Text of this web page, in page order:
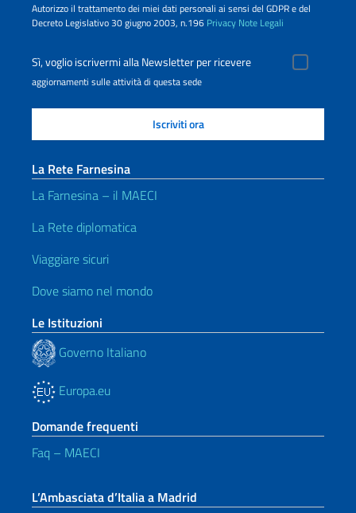
Autorizzo il trattamento dei miei dati personali ai sensi del GDPR e del
Decreto Legislativo 30 giugno 2003, n.196 Privacy Note Legali
Sì, voglio iscrivermi alla Newsletter per ricevere
aggiornamenti sulle attività di questa sede
La Rete Farnesina
La Farnesina – il MAECI
La Rete diplomatica
Viaggiare sicuri
Dove siamo nel mondo
Le Istituzioni
Governo Italiano
Europa.eu
Domande frequenti
Faq – MAECI
L’Ambasciata d’Italia a Madrid